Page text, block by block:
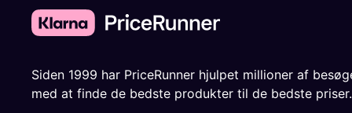
Siden 1999 har PriceRunner hjulpet millioner af
med at finde de bedste produkter til de bedste priser.